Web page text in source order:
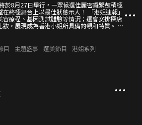
於8月27日舉行，一眾候選佳麗密鑼緊鼓積極
台上以最佳狀態示人！ 「港姐速報」
容療程、基因測試體驗等情況；還會安排探店
，展現成為香港小姐所具備的親和特質。 此
目 主題盛事 選美節目 港姐系列